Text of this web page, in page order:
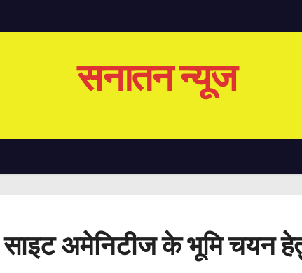
सनातन न्यूज
साइट अमेनिटीज के भूमि चयन